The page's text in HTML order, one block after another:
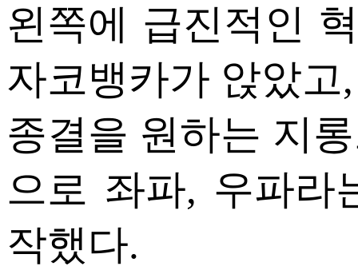
왼쪽에 급진적인
자코뱅카가 앉았
종결을 원하는 지
으로 좌파, 우파라
작했다.